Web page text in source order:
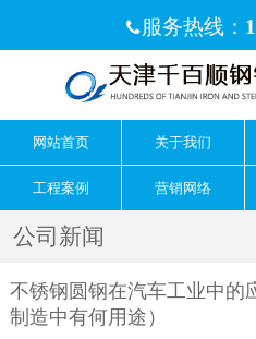
服务热线：
网站首页 关于我们
工程案例 营销网络
公司新闻
不锈钢圆钢在汽车工业中的
制造中有何用途）